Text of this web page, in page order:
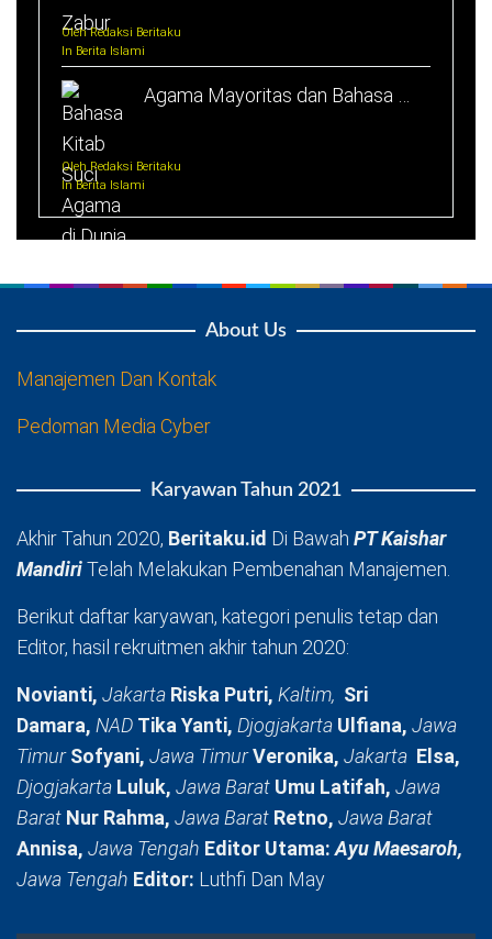
Oleh Redaksi Beritaku
In Berita Islami
Agama Mayoritas dan Bahasa …
Oleh Redaksi Beritaku
In Berita Islami
About Us
Manajemen Dan Kontak
Pedoman Media Cyber
Karyawan Tahun 2021
Akhir Tahun 2020, Beritaku.id Di Bawah PT Kaishar
MandiriTelah Melakukan Pembenahan Manajemen.
Berikut daftar karyawan, kategori penulis tetap dan
Editor, hasil rekruitmen akhir tahun 2020:
Novianti, Jakarta Riska Putri, Kaltim, Sri
Damara, NAD Tika Yanti, Djogjakarta Ulfiana, Jawa
TimurSofyani, Jawa TimurVeronika, Jakarta Elsa,
Djogjakarta Luluk, Jawa Barat Umu Latifah, Jawa
Barat Nur Rahma, Jawa Barat Retno, Jawa Barat
Annisa, Jawa Tengah Editor Utama:Ayu Maesaroh,
Jawa Tengah Editor: Luthfi Dan May